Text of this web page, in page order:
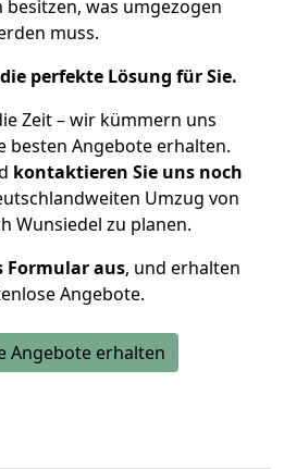
besitzen, was umgezogen
muss.
perfekte Lösung für Sie.
Zeit – wir kümmern uns
besten Angebote erhalten.
kontaktieren Sie uns noch
Umzug von
Wunsiedel zu planen.
Formular aus, und erhalten
Angebote.
Angebote erhalten